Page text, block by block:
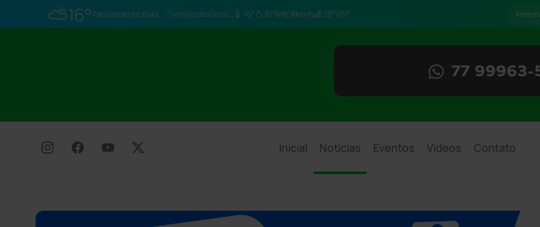
⛅16° Parcialmente nublado Vitória da Conq… 16° 97% 8km/h 26°/15°
Inicial Notícias Eventos Vídeos Contato